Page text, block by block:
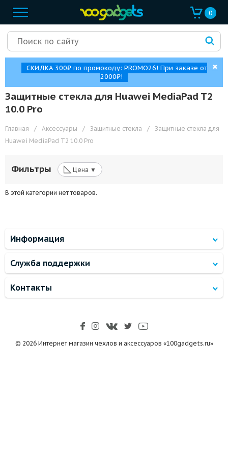
0
СКИДКА 300₽ по промокоду: PROMO26! При заказе от
2000₽!
✖
Защитные стекла для Huawei MediaPad T2
10.0 Pro
Главная / Аксессуары / Защитные стекла /
Защитные стекла для
Huawei MediaPad T2 10.0 Pro
Фильтры ◺ Цена ▼
В этой категории нет товаров.
Информация
Служба поддержки
Контакты
© 2026 Интернет магазин чехлов и аксессуаров «100gadgets.ru»